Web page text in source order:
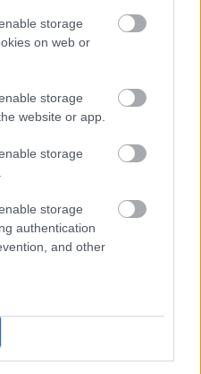
storage
on web or
storage
website or app.
storage
storage
authentication
and other
és jelzőlámpás
Angyalföldön
jó hírű református
szakasz indult be a
jelent az 5. blokk új
a felülvizsgálat